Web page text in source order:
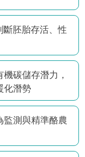
斷胚胎存活、性
碳儲存潛力，
化潛勢
監測與精準酪農